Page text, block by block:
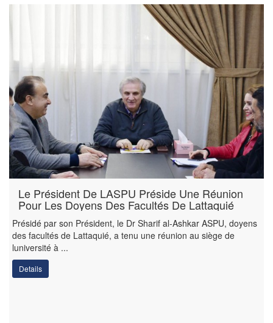
Le Président De LASPU Préside Une Réunion
Pour Les Doyens Des Facultés De Lattaquié
Présidé par son Président, le Dr Sharif al-Ashkar ASPU, doyens
des facultés de Lattaquié, a tenu une réunion au siège de
luniversité à ...
Details